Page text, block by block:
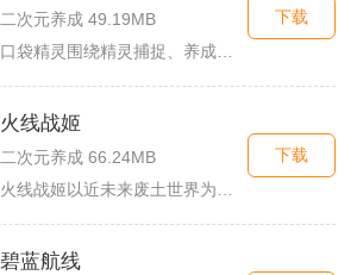
二次元养成 49.19MB
下载
火线战姬
二次元养成 66.24MB
下载
碧蓝航线